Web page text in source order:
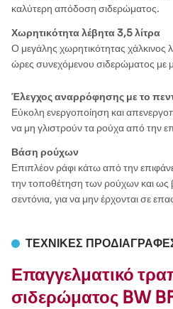
καλύτερη απόδοση σιδερώματος.
Χωρητικότητα λέβητα 3,5 λίτρα
Ο μεγάλης χωρητικότητας χάλκινος
ώρες συνεχόμενου σιδερώματος με
Έλεγχος αναρρόφησης με το
Εύκολη ενεργοποίηση και
να μη γλιστρούν τα ρούχα από την
Βάση ρούχων
Επιπλέον ράφι κάτω από την
την τοποθέτηση των ρούχων και
σεντόνια, για να μην έρχονται σε
ΤΕΧΝΙΚΈΣ
Επαγγελματικό
σιδερώματος BW